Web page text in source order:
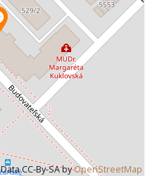
Data CC-By-SA byOpenStreetMap